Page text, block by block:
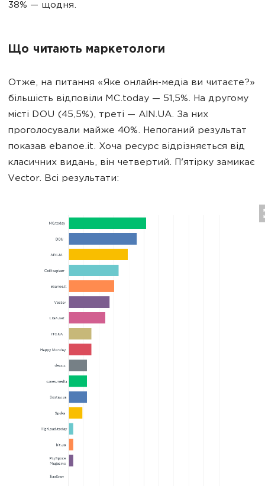
38% — щодня.
Що читають маркетологи
Отже, на питання «Яке онлайн-медіа ви читаєте?»
більшість відповіли MC.today — 51,5%. На другому
місті DOU (45,5%), треті — AIN.UA. За них
проголосували майже 40%. Непоганий результат
показав ebanoe.it. Хоча ресурс відрізняється від
класичних видань, він четвертий. П'ятірку замикає
Vector. Всі результати: